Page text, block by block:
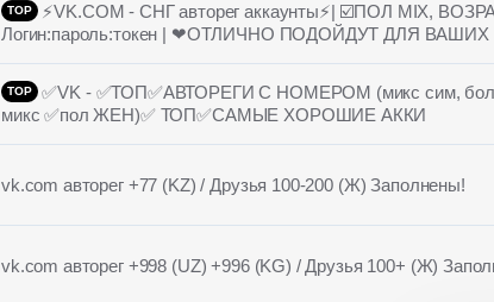
⚡️VK.COM - СНГ авторег аккаунты⚡️| ☑️ПОЛ MIX,
Логин:пароль:токен | ❤ОТЛИЧНО ПОДОЙДУТ ДЛЯ
✅VK - ✅ТОП✅АВТОРЕГИ С НОМЕРОМ (микс сим,
микс ✅пол ЖЕН)✅ ТОП✅САМЫЕ ХОРОШИЕ АККИ
vk.com авторег +77 (KZ) / Друзья 100-200 (Ж) Заполнены!
vk.com авторег +998 (UZ) +996 (KG) / Друзья 100+ (Ж)